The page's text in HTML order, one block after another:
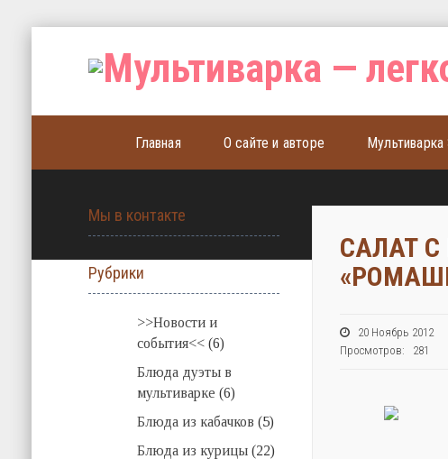
Главная О сайте и авторе
САЛАТ
20 Ноябрь 2012
Просмотров: 281
Мы в контакте
Рубрики
>>Новости и
события<< (6)
Блюда дуэты в
мультиварке (6)
Блюда из кабачков (5)
Блюда из курицы (22)